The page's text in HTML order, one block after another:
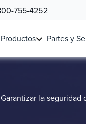
755-4252
Productos Partes y
Garantizar la